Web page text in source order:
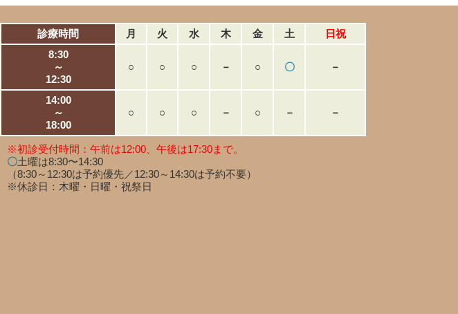
診療時間 月 火 水 木 金 土
日祝
8:30
～
12:30
○ ○ ○ － ○ 〇 －
14:00
～
18:00
○ ○ ○ － ○ － －
※初診受付時間：午前は12:00、午後は17:30まで。
〇土曜は8:30〜14:30
（8:30～12:30は予約優先／12:30～14:30は予約不要）
※休診日：木曜・日曜・祝祭日